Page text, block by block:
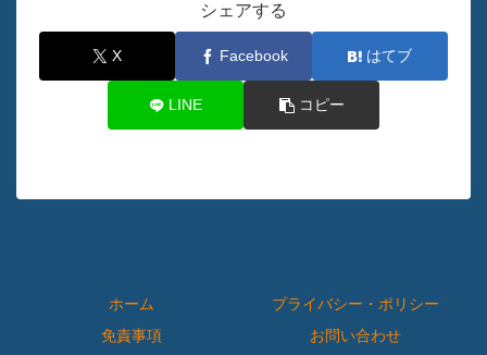
シェアする
X Facebook はてブ
LINE コピー
ホーム
プライバシー・ポリシー
免責事項
お問い合わせ